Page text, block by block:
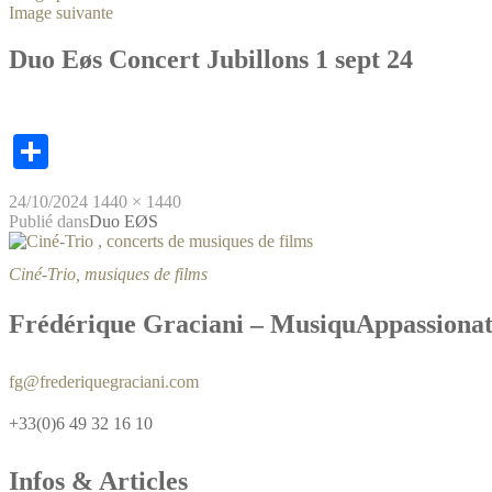
Image suivante
Duo Eøs Concert Jubillons 1 sept 24
24/10/2024 1440 × 1440
Publié dansDuo EØS
Ciné-Trio, musiques de films
Frédérique Graciani –
fg@frederiquegraciani.com
+33(0)6 49 32 16 10
Infos & Articles